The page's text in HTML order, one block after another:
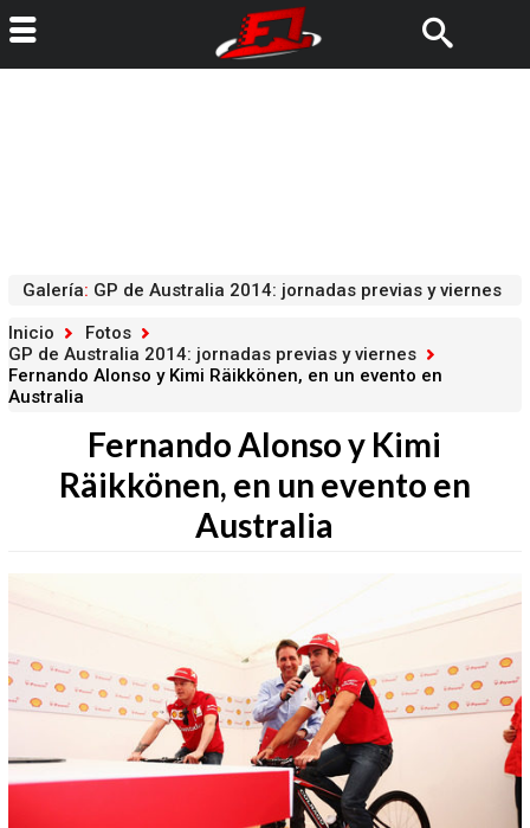
Galería: GP de Australia 2014: jornadas previas y viernes
Inicio
Fotos
GP de Australia 2014: jornadas previas y viernes
Fernando Alonso y Kimi Räikkönen, en un evento en
Australia
Fernando Alonso y Kimi
Räikkönen, en un evento en
Australia